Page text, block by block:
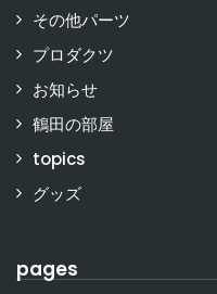
その他パーツ
プロダクツ
お知らせ
鶴田の部屋
topics
グッズ
pages